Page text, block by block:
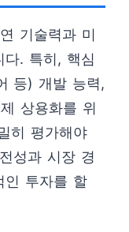
기술력과 미
다. 특히, 핵심
등) 개발 능력,
상용화를 위
히 평가해야
성과 시장 경
인 투자를 할